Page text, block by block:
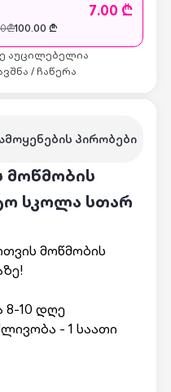
პირობები
მოწმობის
სკოლა სთარ
მოწმობის
8-10 დღე
- 1 საათი
7.00 ₾
₾100.00 ₾
აუცილებელია
/ ჩაწერა